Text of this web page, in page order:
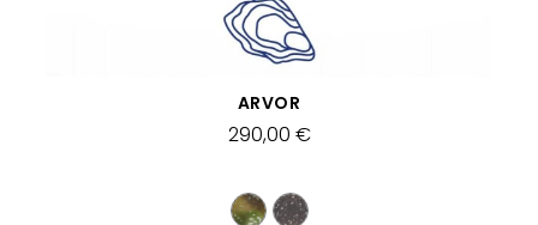
APERÇU RAPIDE
ARVOR
290,00 €